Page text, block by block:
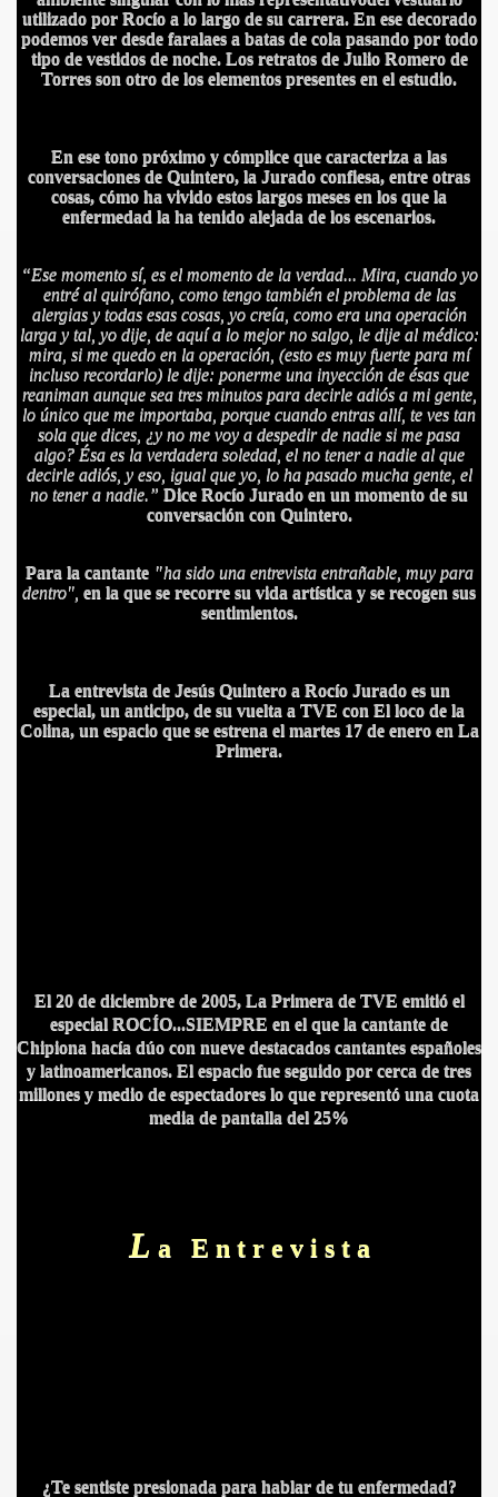
utilizado por Rocío a lo largo de su carrera. En ese decorado
podemos ver desde faralaes a batas de cola pasando por todo
tipo de vestidos de noche. Los retratos de Julio Romero de
Torres son otro de los elementos presentes en el estudio.
En ese tono próximo y cómplice que caracteriza a las
conversaciones de Quintero, la Jurado confiesa, entre otras
cosas, cómo ha vivido estos largos meses en los que la
enfermedad la ha tenido alejada de los escenarios.
“Ese momento sí, es el momento de la verdad... Mira, cuando yo
entré al quirófano, como tengo también el problema de las
alergias y todas esas cosas, yo creía, como era una operación
larga y tal, yo dije, de aquí a lo mejor no salgo, le dije al médico:
mira, si me quedo en la operación, (esto es muy fuerte para mí
incluso recordarlo) le dije: ponerme una inyección de ésas que
reaniman aunque sea tres minutos para decirle adiós a mi gente,
lo único que me importaba, porque cuando entras allí, te ves tan
sola que dices, ¿y no me voy a despedir de nadie si me pasa
algo? Ésa es la verdadera soledad, el no tener a nadie al que
decirle adiós, y eso, igual que yo, lo ha pasado mucha gente, el
no tener a nadie.” Dice Rocío Jurado en un momento de su
conversación con Quintero.
Para la cantante "ha sido una entrevista entrañable, muy para
dentro", en la que se recorre su vida artística y se recogen sus
sentimientos.
La entrevista de Jesús Quintero a Rocío Jurado es un
especial, un anticipo, de su vuelta a TVE con El loco de la
Colina, un espacio que se estrena el martes 17 de enero en La
Primera.
El 20 de diciembre de 2005, La Primera de TVE emitió el
especial ROCÍO...SIEMPRE en el que la cantante de
Chipiona hacía dúo con nueve destacados cantantes españoles
y latinoamericanos. El espacio fue seguido por cerca de tres
millones y medio de espectadores lo que representó una cuota
media de pantalla del 25%
L a E n t r e v i s t a
¿Te sentiste presionada para hablar de tu enfermedad?